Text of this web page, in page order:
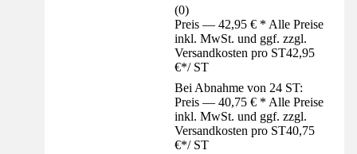
(0)
Preis — 42,95 € * Alle Preise
inkl. MwSt. und ggf. zzgl.
Versandkosten pro ST42,95
€*/ ST
Bei Abnahme von 24 ST:
Preis — 40,75 € * Alle Preise
inkl. MwSt. und ggf. zzgl.
Versandkosten pro ST40,75
€*/ ST